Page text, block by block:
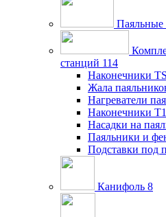
Паяльные
станций 114
Наконечники
Жала
Нагреватели
Наконечники
Насадки на
Паяльники и
Подставки под
Канифоль 8